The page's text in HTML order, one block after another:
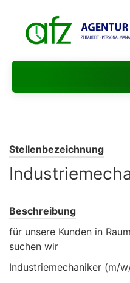
Stellenbezeichnung
Beschreibung
für unsere Kunden in
suchen wir
Industriemechaniker (m/